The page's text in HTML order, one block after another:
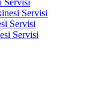
Servisi
Servisi
Servisi
Servisi